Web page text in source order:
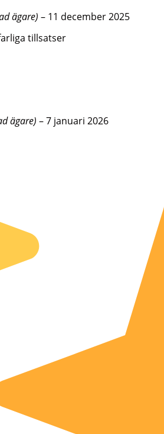
ägare) – 11 december 2025
tillsatser
ägare) –7 januari 2026